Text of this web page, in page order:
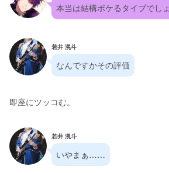
本当は結構ボケるタイプでしょ
若井 滉斗
なんですかその評価
即座にツッコむ。
若井 滉斗
いやまぁ……